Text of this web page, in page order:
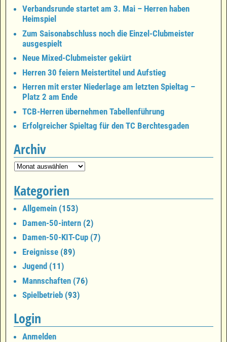
Verbandsrunde startet am 3. Mai – Herren haben
Heimspiel
Zum Saisonabschluss noch die Einzel-Clubmeister
ausgespielt
Neue Mixed-Clubmeister gekürt
Herren 30 feiern Meistertitel und Aufstieg
Herren mit erster Niederlage am letzten Spieltag –
Platz 2 am Ende
TCB-Herren übernehmen Tabellenführung
Erfolgreicher Spieltag für den TC Berchtesgaden
Archiv
Kategorien
Allgemein (153)
Damen-50-intern (2)
Damen-50-KIT-Cup (7)
Ereignisse (89)
Jugend (11)
Mannschaften (76)
Spielbetrieb (93)
Login
Anmelden